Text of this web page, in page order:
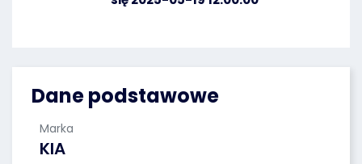
Dane podstawowe
Marka
KIA